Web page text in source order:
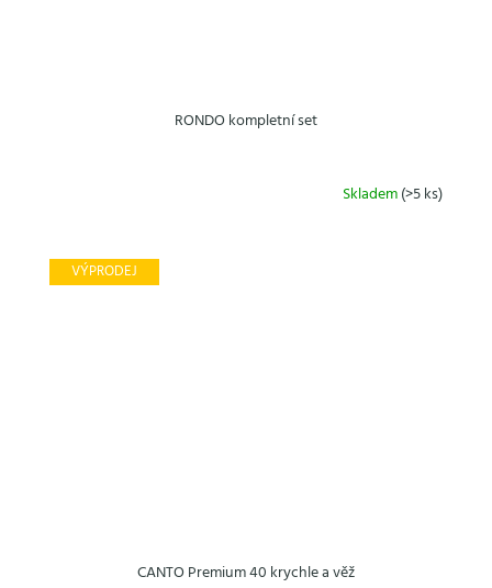
RONDO kompletní set
Skladem(>5 ks)
VÝPRODEJ
CANTO Premium 40 krychle a věž